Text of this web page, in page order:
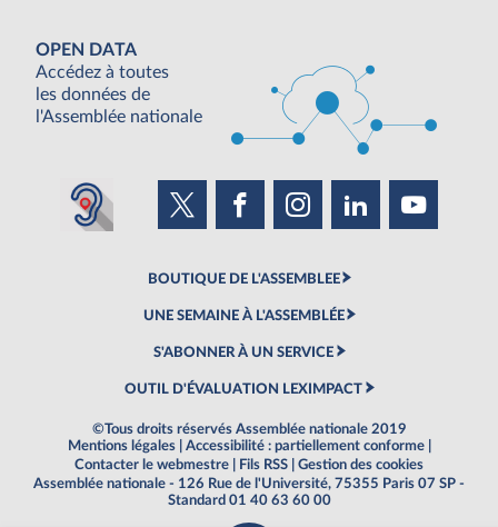
OPEN DATA
Accédez à toutes
les données de
l'Assemblée nationale
BOUTIQUE DE L'ASSEMBLEE
UNE SEMAINE À L'ASSEMBLÉE
S'ABONNER À UN SERVICE
OUTIL D'ÉVALUATION LEXIMPACT
©Tous droits réservés Assemblée nationale 2019
Mentions légales
Accessibilité : partiellement conforme
Contacter le webmestre
Fils RSS
Gestion des cookies
Assemblée nationale - 126 Rue de l'Université, 75355 Paris 07 SP -
Standard 01 40 63 60 00